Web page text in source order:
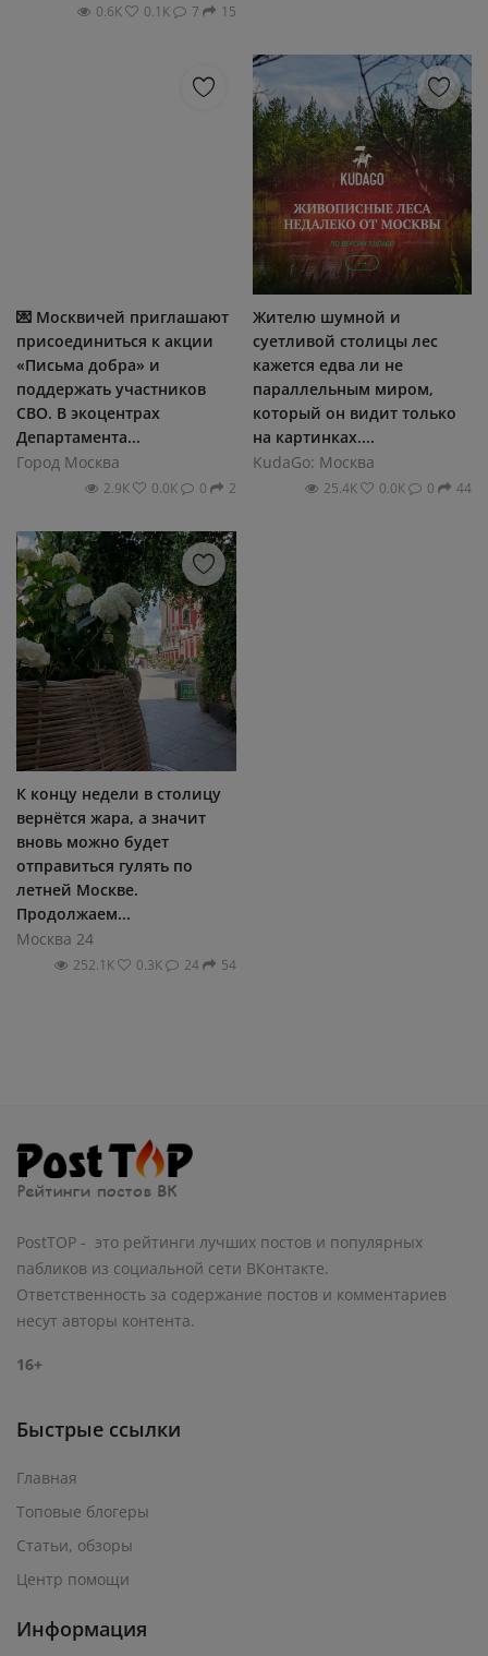
0.6К 0.1К 7 15
💌 Москвичей приглашают
присоединиться к акции
«Письма добра» и
поддержать участников
СВО. В экоцентрах
Департамента...
Город Москва
2.9К 0.0К 0 2
Жителю шумной и
суетливой столицы лес
кажется едва ли не
параллельным миром,
который он видит только
на картинках....
KudaGo: Москва
25.4К 0.0К 0 44
К концу недели в столицу
вернётся жара, а значит
вновь можно будет
отправиться гулять по
летней Москве.
Продолжаем...
Москва 24
252.1К 0.3К 24 54
PostTOP - это рейтинги лучших постов и популярных
пабликов из социальной сети ВКонтакте.
Ответственность за содержание постов и комментариев
несут авторы контента.
16+
Быстрые ссылки
Главная
Топовые блогеры
Статьи, обзоры
Центр помощи
Информация